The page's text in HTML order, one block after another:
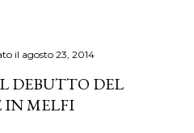
il agosto 23, 2014
DEBUTTO DEL
IN MELFI